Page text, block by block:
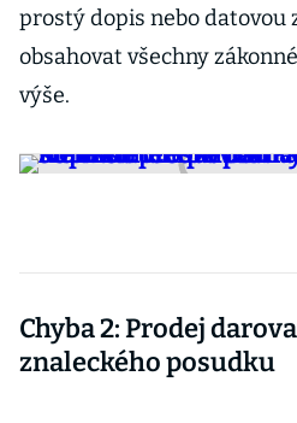
prostý dopis nebo datovou
obsahovat všechny
výše.
Chyba 2: Prodej
znaleckého posudku